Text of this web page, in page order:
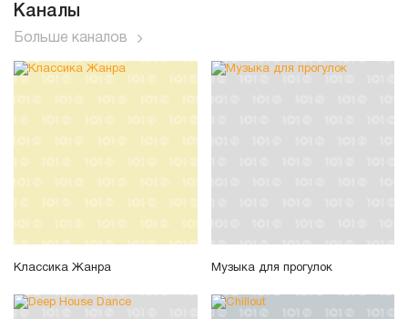
Каналы
Больше каналов
Классика Жанра Музыка для прогулок